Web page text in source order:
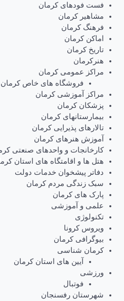
فست فودهای کرمان
مشاهیر کرمان
فرهنگ کرمان
اماکن کرمان
تاریخ کرمان
هنرکرمان
مراکز عمومی کرمان
فروشگاه های خاص کرمان
مراکز آموزشی کرمان
پزشکان کرمان
بیمارستانهای کرمان
تالارهای پذیرایی کرمان
آموزش هنرهای کرمان
کارخانجات و واحدهای صنعتی
هتل ها و اقامتگاه های استان
دفاتر پیشخوان خدمات دولت
سبک زندگی مردم کرمان
پارک های کرمان
علمی و آموزشی
تکنولوژی
ویروس کرونا
بیوگرافی کرمان
کرمان شناسی
آیین های استان کرمان
ورزشی
فوتبال
شهرستان رفسنجان